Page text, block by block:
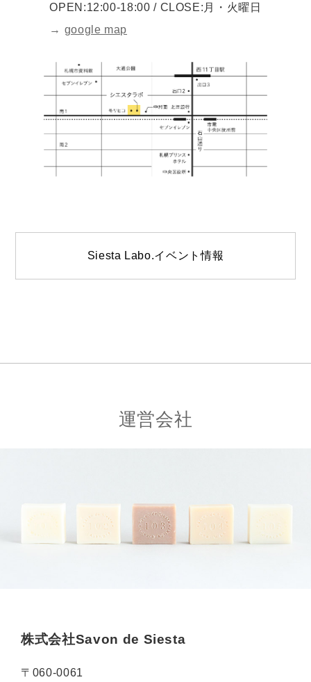
OPEN:12:00-18:00 / CLOSE:月・火曜日
→ google map
Siesta Labo.イベント情報
運営会社
株式会社Savon de Siesta
〒060-0061